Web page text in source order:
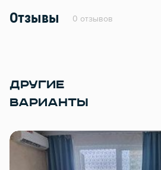
Отзывы 0 отзывов
ДРУГИЕ
ВАРИАНТЫ